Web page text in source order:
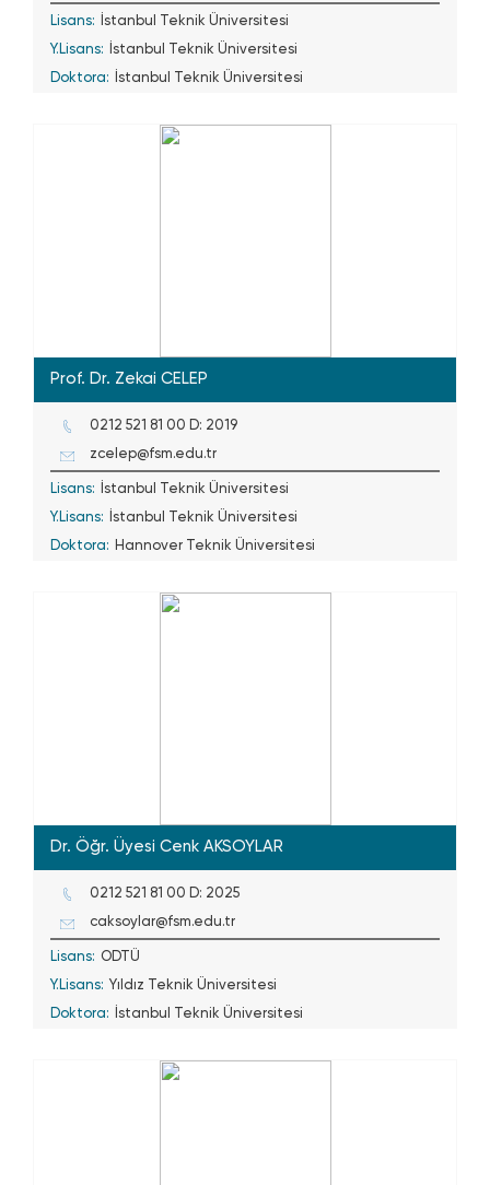
Lisans: İstanbul Teknik Üniversitesi
Y.Lisans: İstanbul Teknik Üniversitesi
Doktora: İstanbul Teknik Üniversitesi
Prof. Dr. Zekai CELEP
0212 521 81 00 D: 2019
zcelep@fsm.edu.tr
Lisans: İstanbul Teknik Üniversitesi
Y.Lisans: İstanbul Teknik Üniversitesi
Doktora: Hannover Teknik Üniversitesi
Dr. Öğr. Üyesi Cenk AKSOYLAR
0212 521 81 00 D: 2025
caksoylar@fsm.edu.tr
Lisans: ODTÜ
Y.Lisans: Yıldız Teknik Üniversitesi
Doktora: İstanbul Teknik Üniversitesi